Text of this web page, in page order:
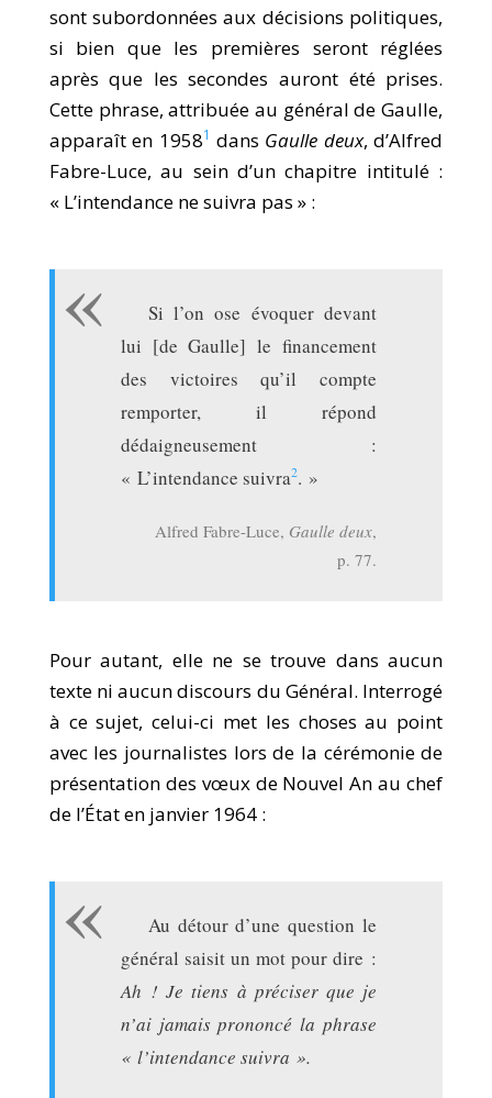
sont subordonnées aux décisions politiques,
si bien que les premières seront réglées
après que les secondes auront été prises.
Cette phrase, attribuée au général de Gaulle,
apparaît en 19581 dans Gaulle deux, d’Alfred
Fabre-Luce, au sein d’un chapitre intitulé :
« L’intendance ne suivra pas » :
Si l’on ose évoquer devant
lui [de Gaulle] le financement
des victoires qu’il compte
remporter, il répond
dédaigneusement :
« L’intendance suivra2. »
Alfred Fabre-Luce, Gaulle deux,
p. 77.
Pour autant, elle ne se trouve dans aucun
texte ni aucun discours du Général. Interrogé
à ce sujet, celui-ci met les choses au point
avec les journalistes lors de la cérémonie de
présentation des vœux de Nouvel An au chef
de l’État en janvier 1964 :
Au détour d’une question le
général saisit un mot pour dire :
Ah ! Je tiens à préciser que je
n’ai jamais prononcé la phrase
« l’intendance suivra ».